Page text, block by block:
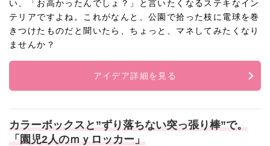
い、「お高かったんでしょ？」と言いたくなるステキなイン
テリアですよね。これがなんと、公園で拾った枝に電球を巻
きつけたものだと聞いたら、ちょっと、マネしてみたくなり
ませんか？
アイデア詳細を見る
カラーボックスと”ずり落ちない突っ張り棒”で。
「園児2人のｍｙロッカー」